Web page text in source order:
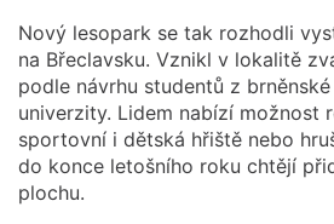
Nový lesopark se tak rozhodli
na Břeclavsku. Vznikl v lokalitě
podle návrhu studentů z
univerzity. Lidem nabízí možnost
sportovní i dětská hřiště nebo
do konce letošního roku chtějí
plochu.